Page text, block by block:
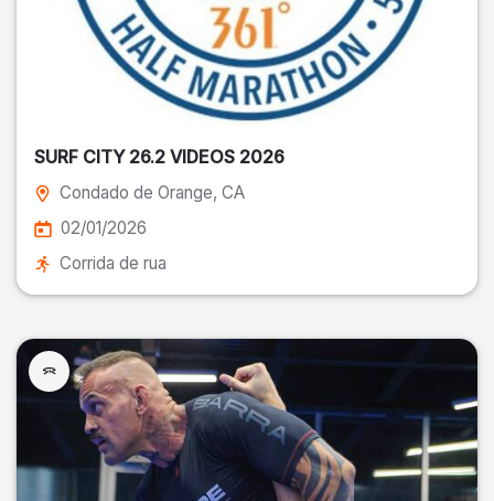
SURF CITY 26.2 VIDEOS 2026
Condado de Orange, CA
02/01/2026
Corrida de rua